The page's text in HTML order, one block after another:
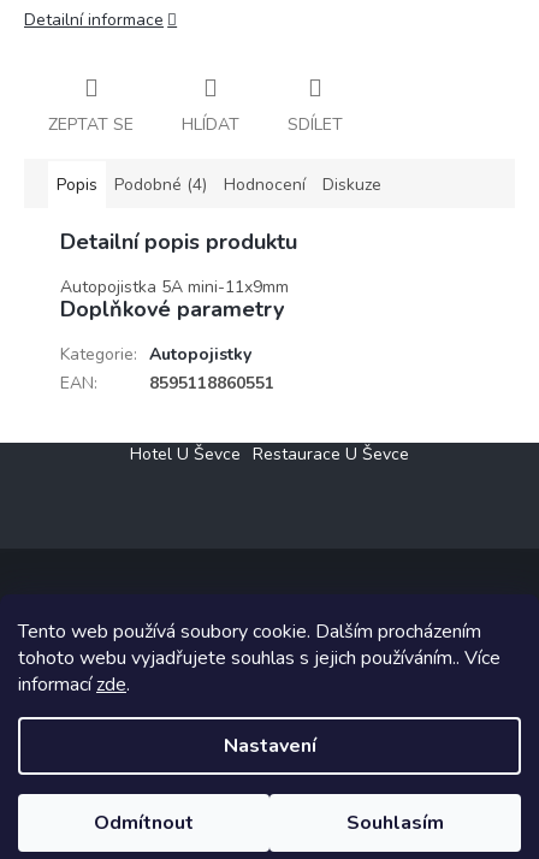
Tento web používá soubory cookie. Dalším procházením
tohoto webu vyjadřujete souhlas s jejich používáním.. Více
informacízde.
Nastavení
Odmítnout Souhlasím
Detailní informace
ZEPTAT SE HLÍDAT SDÍLET
Popis Podobné (4) Hodnocení Diskuze
Detailní popis produktu
Autopojistka 5A mini-11x9mm
Doplňkové parametry
Kategorie: Autopojistky
EAN: 8595118860551
Hotel U Ševce Restaurace U Ševce
Copyright 2026Elektro Klesný s.r.o.. Všechna práva vyhrazena.
Grafický návrh vytvořil a na Shoptet implementoval
Shoptetak.cz.
Vytvořil Shoptet